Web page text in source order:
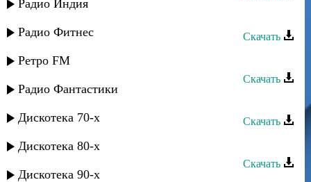
Радио Индия
Радио Фитнес
Ретро FM
Радио Фантастики
Дискотека 70-х
Дискотека 80-х
Дискотека 90-х
Скачать
Лейла Алиева - Арив гече
Скачать
Лейла Алиева - Суе гуе
Скачать
Лейла Алиева - Гетме
Скачать